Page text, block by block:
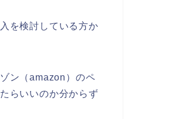
を検討している方か
ン（amazon）のペ
らいいのか分からず